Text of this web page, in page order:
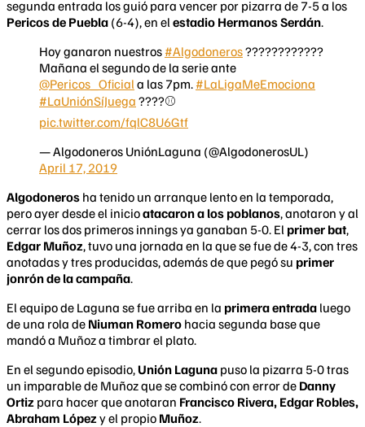
segunda entrada los guió para vencer por pizarra de 7-5 a los
Pericos de Puebla (6-4), en el estadio Hermanos Serdán.
Hoy ganaron nuestros #Algodoneros????????????
Mañana el segundo de la serie ante
@Pericos_Oficial a las 7pm. #LaLigaMeEmociona
#LaUniónSíJuega ????⚾️
pic.twitter.com/fqlC8U6Gtf
— Algodoneros UniónLaguna (@AlgodonerosUL)
April 17, 2019
Algodoneros ha tenido un arranque lento en la temporada,
pero ayer desde el inicioatacaron a los poblanos, anotaron y al
cerrar los dos primeros innings ya ganaban 5-0. El primer bat,
Edgar Muñoz, tuvo una jornada en la que se fue de 4-3, con tres
anotadas y tres producidas, además de que pegó su primer
jonrón de la campaña.
El equipo de Laguna se fue arriba en la primera entrada luego
de una rola de Niuman Romero hacia segunda base que
mandó a Muñoz a timbrar el plato.
En el segundo episodio,Unión Laguna puso la pizarra 5-0 tras
un imparable de Muñoz que se combinó con error de Danny
Ortiz para hacer que anotaran Francisco Rivera, Edgar Robles,
Abraham López y el propio Muñoz.